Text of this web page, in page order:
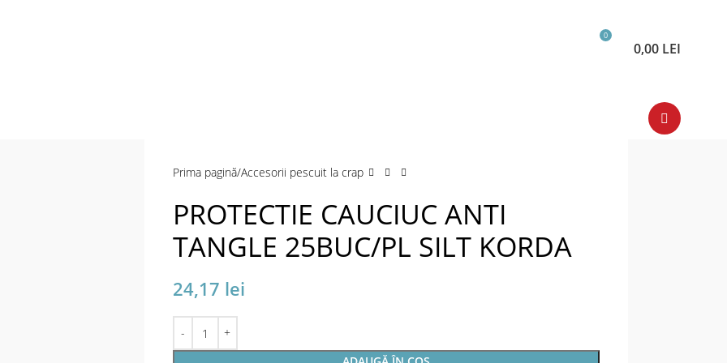
0
0,00 LEI
Prima pagină Accesorii pescuit la crap
PROTECTIE CAUCIUC ANTI
TANGLE 25BUC/PL SILT KORDA
24,17 lei